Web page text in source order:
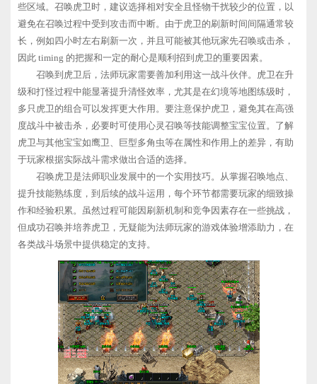
些区域。召唤虎卫时，建议选择相对安全且怪物干扰较少的位置，以
避免在召唤过程中受到攻击而中断。由于虎卫的刷新时间间隔通常较
长，例如四小时左右刷新一次，并且可能被其他玩家先召唤或击杀，
因此 timing 的把握和一定的耐心是顺利招到虎卫的重要因素。
召唤到虎卫后，法师玩家需要善加利用这一战斗伙伴。虎卫在升
级和打怪过程中能显著提升清怪效率，尤其是在幻境等地图练级时，
多只虎卫的组合可以发挥更大作用。要注意保护虎卫，避免其在高强
度战斗中被击杀，必要时可使用心灵召唤等技能调整宝宝位置。了解
虎卫与其他宝宝如鹰卫、巨型多角虫等在属性和作用上的差异，有助
于玩家根据实际战斗需求做出合适的选择。
召唤虎卫是法师职业发展中的一个实用技巧。从掌握召唤地点、
提升技能熟练度，到后续的战斗运用，每个环节都需要玩家的细致操
作和经验积累。虽然过程可能因刷新机制和竞争因素存在一些挑战，
但成功召唤并培养虎卫，无疑能为法师玩家的游戏体验增添助力，在
各类战斗场景中提供稳定的支持。